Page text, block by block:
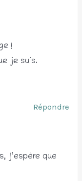
!
je suis.
Répondre
j’espère que